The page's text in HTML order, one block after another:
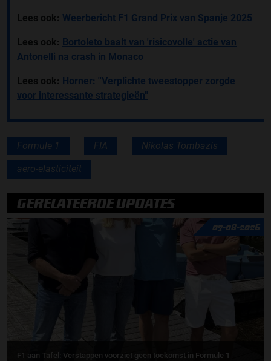
Lees ook: Weerbericht F1 Grand Prix van Spanje 2025
Lees ook: Bortoleto baalt van 'risicovolle' actie van
Antonelli na crash in Monaco
Lees ook: Horner: ''Verplichte tweestopper zorgde
voor interessante strategieën''
Formule 1 FIA Nikolas Tombazis
aero-elasticiteit
GERELATEERDE UPDATES
07-08-2026
F1 aan Tafel: Verstappen voorziet geen toekomst in Formule 1